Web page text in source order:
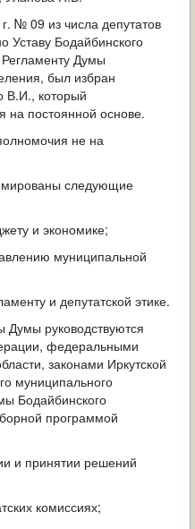
№ 09 из числа депутатов
Уставу Бодайбинского
Думы
был избран
В.И., который
на постоянной основе.
не на
следующие
и экономике;
муниципальной
и депутатской этике.
Думы руководствуются
федеральными
законами Иркутской
муниципального
Бодайбинского
программой
и принятии решений
комиссиях;